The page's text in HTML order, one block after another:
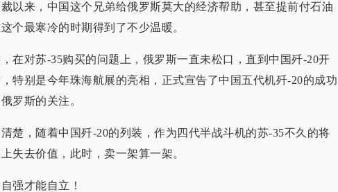
以来，中国这个兄弟给俄罗斯莫大的经济帮助，甚至提前付石油
个最寒冷的时期得到了不少温暖。
在对苏-35购买的问题上，俄罗斯一直未松口，直到中国歼-20开
特别是今年珠海航展的亮相，正式宣告了中国五代机歼-20的成功
罗斯的关注。
楚，随着中国歼-20的列装，作为四代半战斗机的苏-35不久的将
失去价值，此时，卖一架算一架。
强才能自立！